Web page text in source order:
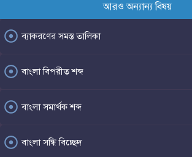
আরও অন্যান্য বিষয়
adjust ব্যাকরণের সমস্ত তালিকা
adjust বাংলা বিপরীত শব্দ
adjust বাংলা সমার্থক শব্দ
adjust বাংলা সন্ধি বিচ্ছেদ